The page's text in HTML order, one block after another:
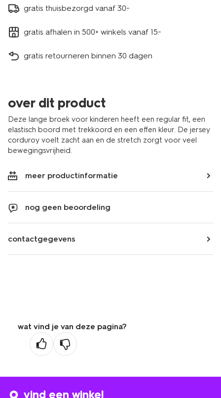
gratis thuisbezorgd vanaf 30.-
gratis afhalen in 500+ winkels vanaf 15.-
gratis retourneren binnen 30 dagen
over dit product
Deze lange broek voor kinderen heeft een regular fit, een
elastisch boord met trekkoord en een effen kleur. De jersey
corduroy voelt zacht aan en de stretch zorgt voor veel
bewegingsvrijheid.
meer productinformatie
nog geen beoordeling
contactgegevens
wat vind je van deze pagina?
vind een winkel